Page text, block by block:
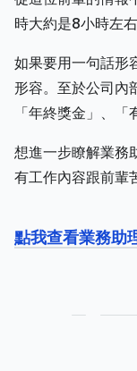
時大約是8小時左
如果要用一句話形
形容。至於公司內
「年終獎金」、「
想進一步瞭解業務
有工作內容跟前輩
點我查看業務助